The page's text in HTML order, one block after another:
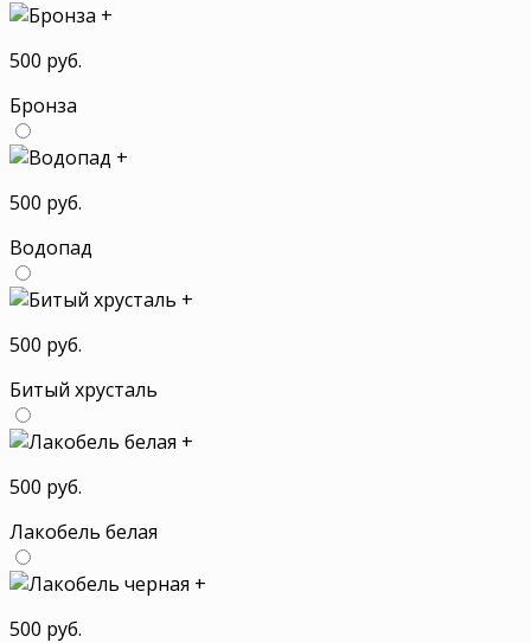
+
500 руб.
Бронза
+
500 руб.
Водопад
+
500 руб.
Битый хрусталь
+
500 руб.
Лакобель белая
+
500 руб.